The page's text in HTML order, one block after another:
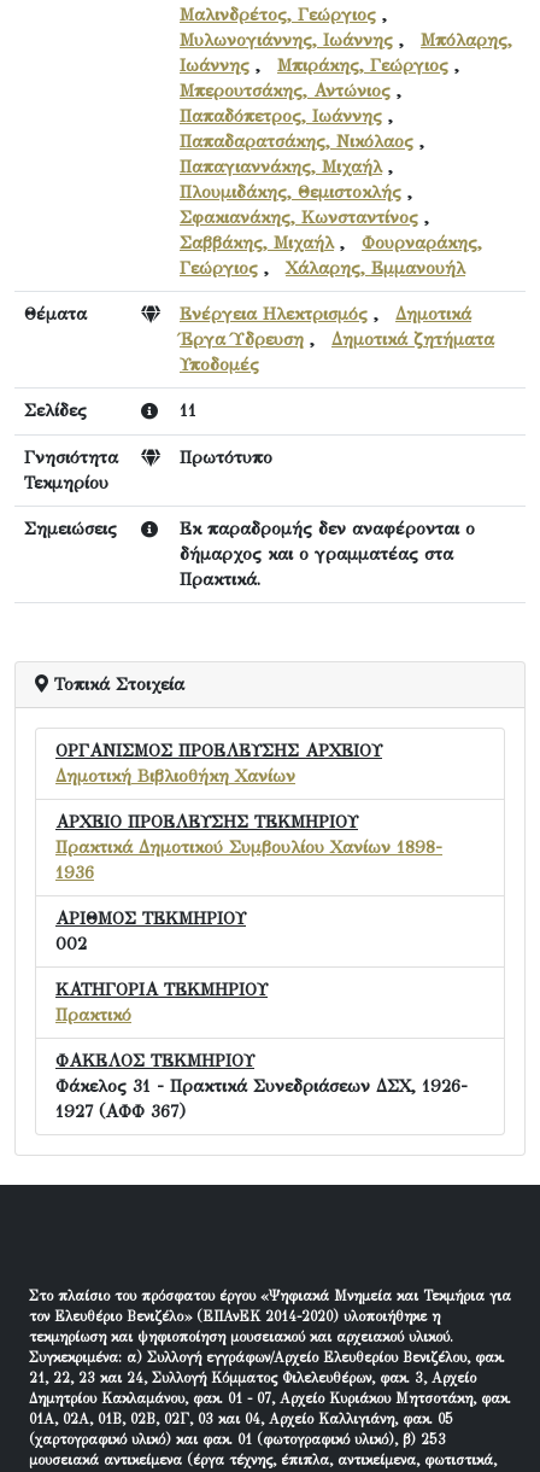
Μαλινδρέτος, Γεώργιος ,
Μυλωνογιάννης, Ιωάννης , Μπόλαρης,
Ιωάννης , Μπιράκης, Γεώργιος ,
Μπερουτσάκης, Αντώνιος ,
Παπαδόπετρος, Ιωάννης ,
Παπαδαρατσάκης, Νικόλαος ,
Παπαγιαννάκης, Μιχαήλ,
Πλουμιδάκης, Θεμιστοκλής ,
Σφακιανάκης, Κωνσταντίνος ,
Σαββάκης, Μιχαήλ, Φουρναράκης,
Γεώργιος ,Χάλαρης, Εμμανουήλ
Θέματα Ενέργεια Ηλεκτρισμός , Δημοτικά
Έργα Ύδρευση , Δημοτικά ζητήματα
Υποδομές
Σελίδες 11
Γνησιότητα
Τεκμηρίου
Πρωτότυπο
Σημειώσεις
Εκ παραδρομής δεν αναφέρονται ο
δήμαρχος και ο γραμματέας στα
Πρακτικά.
Τοπικά Στοιχεία
ΟΡΓΑΝΙΣΜΟΣ ΠΡΟΕΛΕΥΣΗΣ ΑΡΧΕΙΟΥ
Δημοτική Βιβλιοθήκη Χανίων
ΑΡΧΕΙΟ ΠΡΟΕΛΕΥΣΗΣ ΤΕΚΜΗΡΙΟΥ
Πρακτικά Δημοτικού Συμβουλίου Χανίων 1898-
1936
ΑΡΙΘΜΟΣ ΤΕΚΜΗΡΙΟΥ
002
ΚΑΤΗΓΟΡΙΑ ΤΕΚΜΗΡΙΟΥ
Πρακτικό
ΦΑΚΕΛΟΣ ΤΕΚΜΗΡΙΟΥ
Φάκελος 31 - Πρακτικά Συνεδριάσεων ΔΣΧ, 1926-
1927 (ΑΦΦ 367)
Στο πλαίσιο του πρόσφατου έργου «Ψηφιακά Μνημεία και Τεκμήρια για
τον Ελευθέριο Βενιζέλο» (ΕΠΑνΕΚ 2014-2020) υλοποιήθηκε η
τεκμηρίωση και ψηφιοποίηση μουσειακού και αρχειακού υλικού.
Συγκεκριμένα: α) Συλλογή εγγράφων/Αρχείο Ελευθερίου Βενιζέλου, φακ.
21, 22, 23 και 24, Συλλογή Κόμματος Φιλελευθέρων, φακ. 3, Αρχείο
Δημητρίου Κακλαμάνου, φακ. 01 - 07, Αρχείο Κυριάκου Μητσοτάκη, φακ.
01Α, 02Α, 01Β, 02Β, 02Γ, 03 και 04, Αρχείο Καλλιγιάνη, φακ. 05
(χαρτογραφικό υλικό) και φακ. 01 (φωτογραφικό υλικό), β) 253
μουσειακά αντικείμενα (έργα τέχνης, έπιπλα, αντικείμενα, φωτιστικά,